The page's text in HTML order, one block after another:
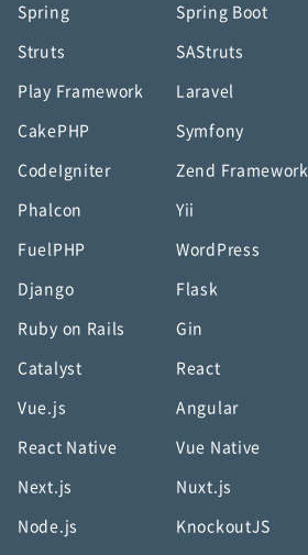
Spring Spring Boot
Struts SAStruts
Play Framework Laravel
CakePHP Symfony
CodeIgniter Zend Framework
Phalcon Yii
FuelPHP WordPress
Django Flask
Ruby on Rails Gin
Catalyst React
Vue.js Angular
React Native Vue Native
Next.js Nuxt.js
Node.js KnockoutJS